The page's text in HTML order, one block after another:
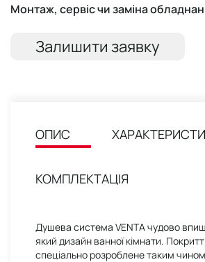
Монтаж, сервіс чи заміна
Залишити заявку
ОПИС
КОМПЛЕКТАЦІЯ
Душева система VENTA чудово
який дизайн ванної кімнати.
спеціально розроблене таким